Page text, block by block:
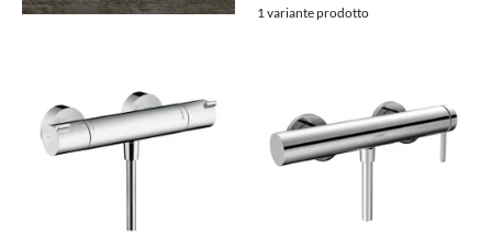
1 variante prodotto